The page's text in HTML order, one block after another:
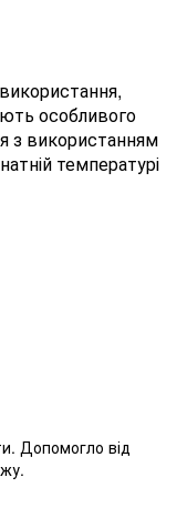
особливого
з використанням
температурі
Допомогло від